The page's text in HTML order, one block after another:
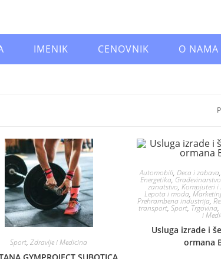
IMENIK CENOVNIK O NAMA
Sport,Zdravlje i Medicina
Automobili,Deca i zabava
Energetika,
zanatstvo,Kompjuteri i
Lepota i moda,
Prehrambena industrija,
transport, Sport, Trgovina,
i
Usluga izrade i
ormana